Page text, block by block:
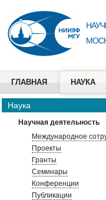
ГЛАВНАЯ НАУКА
Наука
Научная деятельность
Международное
Проекты
Гранты
Семинары
Конференции
Публикации